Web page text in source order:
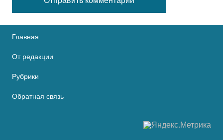
Главная
От редакции
Рубрики
Обратная связь